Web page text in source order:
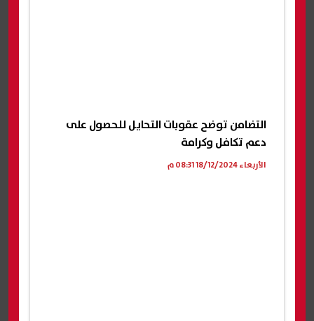
التضامن توضح عقوبات التحايل للحصول على
دعم تكافل وكرامة
الأربعاء 18/12/2024 08:31 م